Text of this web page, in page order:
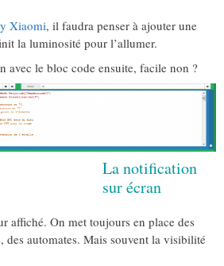
Xiaomi, il faudra penser à ajouter une
la luminosité pour l’allumer.
avec le bloc code ensuite, facile non ?
La notification
sur écran
affiché. On met toujours en place des
des automates. Mais souvent la visibilité